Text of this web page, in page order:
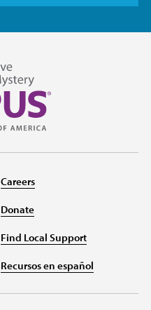
Careers
Donate
Find Local Support
Recursos en español